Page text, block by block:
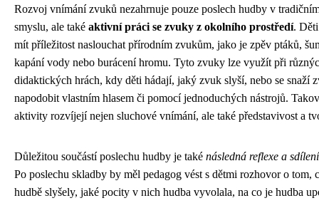
Rozvoj vnímání zvuků nezahrnuje pouze poslech hudby v
smyslu, ale také aktivní práci se zvuky z okolního prostředí.
mít příležitost naslouchat přírodním zvukům, jako je zpěv ptáků,
kapání vody nebo burácení hromu. Tyto zvuky lze využít při
didaktických hrách, kdy děti hádají, jaký zvuk slyší, nebo se snaží
napodobit vlastním hlasem či pomocí jednoduchých nástrojů.
aktivity rozvíjejí nejen sluchové vnímání, ale také představivost a
Důležitou součástí poslechu hudby je také následná reflexe a
Po poslechu skladby by měl pedagog vést s dětmi rozhovor o tom,
hudbě slyšely, jaké pocity v nich hudba vyvolala, na co je hudba